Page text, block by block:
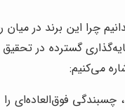
گسترده در
می‌کنیم:
چسبندگی